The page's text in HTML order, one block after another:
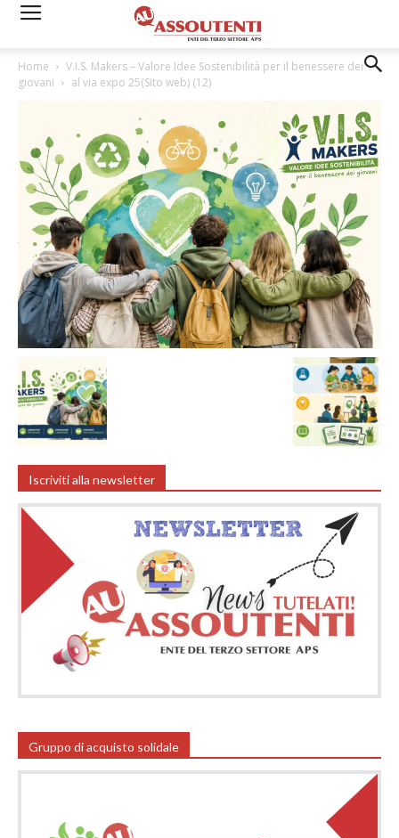
Home
V.I.S. Makers – Valore Idee Sostenibilità per il benessere dei
giovani
al via expo 25(Sito web) (12)
Iscriviti alla newsletter
Gruppo di acquisto solidale